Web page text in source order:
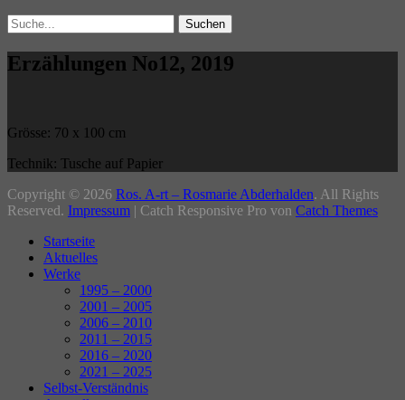
Search
Suche
für:
Erzählungen No12, 2019
Grösse: 70 x 100 cm
Technik: Tusche auf Papier
Beitragsnavigation
Copyright © 2026 Ros. A-rt – Rosmarie Abderhalden. All Rights
Reserved. Impressum | Catch Responsive Pro von Catch Themes
oben
Startseite
Aktuelles
Werke
1995 – 2000
2001 – 2005
2006 – 2010
2011 – 2015
2016 – 2020
2021 – 2025
Selbst-Verständnis